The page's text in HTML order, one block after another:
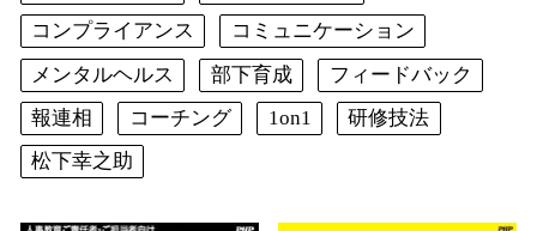
コンプライアンス
コミュニケーション
メンタルヘルス
部下育成
フィードバック
報連相
コーチング 1on1
研修技法
松下幸之助